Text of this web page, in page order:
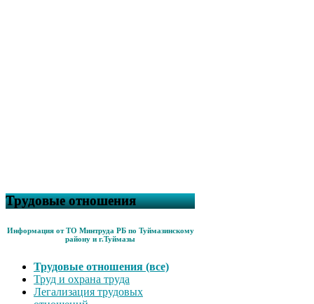
Трудовые отношения
Информация от ТО Минтруда РБ по Туймазинскому
району и г.Туймазы
Трудовые отношения (все)
Труд и охрана труда
Легализация трудовых